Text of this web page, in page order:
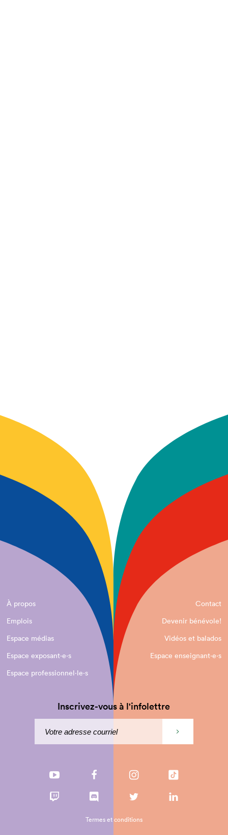
À propos
Contact
Emplois
Devenir bénévole!
Espace médias
Vidéos et balados
Espace exposant·e⋅s
Espace enseignant·e⋅s
Espace professionnel·le⋅s
Inscrivez-vous à l'infolettre
Termes et conditions